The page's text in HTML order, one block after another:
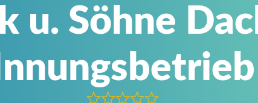
u. Söhne
Innungsbetrieb